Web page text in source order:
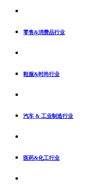
零售&消费品行业
鞋服&时尚行业
汽车 & 工业制造行业
医药&化工行业